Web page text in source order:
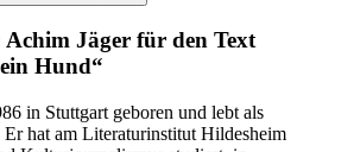
Achim Jäger für den Text
Hund“
in Stuttgart geboren und lebt als
hat am Literaturinstitut Hildesheim